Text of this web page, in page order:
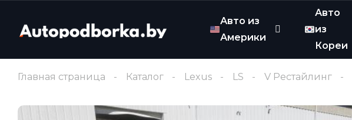
Авто из
Америки
Авто
из
Кореи
Главная страница Каталог Lexus LS V Рестайлинг